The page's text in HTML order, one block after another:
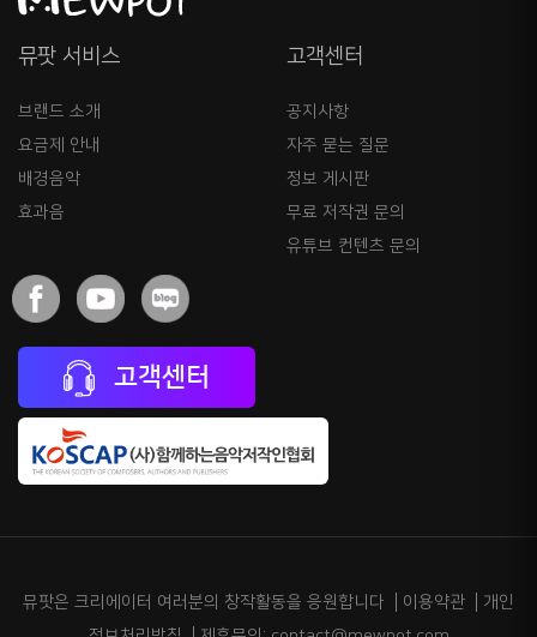
뮤팟 서비스
브랜드 소개
요금제 안내
배경음악
효과음
고객센터
공지사항
자주 묻는 질문
정보 게시판
무료 저작권 문의
유튜브 컨텐츠 문의
고객센터
뮤팟은 크리에이터 여러분의 창작활동을 응원합니다 이용약관
개인